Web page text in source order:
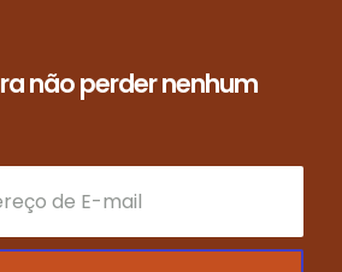
não perder nenhum